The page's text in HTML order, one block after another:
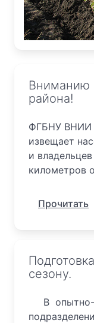
Вниманию
района!
ФГБНУ ВНИИ
извещает
и
километров
Прочитать
сезону.
В опытно-